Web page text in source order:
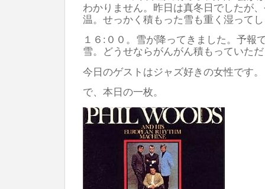
わかりません。昨日は真冬日でしたが
温。せっかく積もった雪も重く湿って
１６:００。雪が降ってきました。予報
雪。どうせならがんがん積もっていた
今日のゲストはジャズ好きの女性です。
で、本日の一枚。